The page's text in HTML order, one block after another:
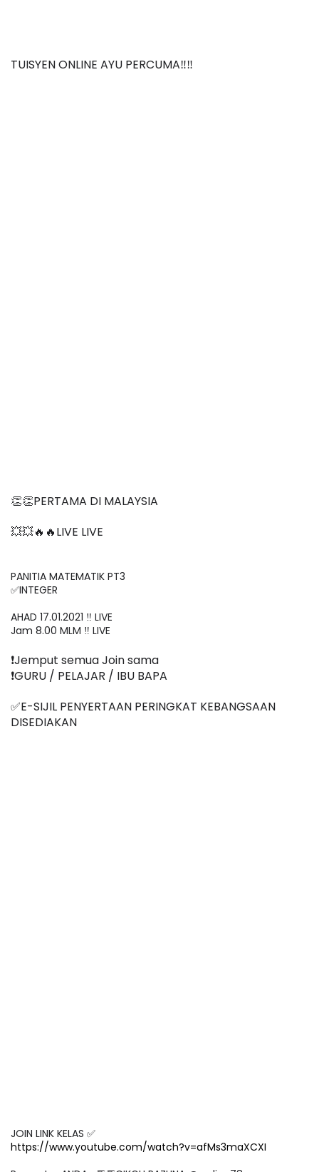
TUISYEN ONLINE AYU PERCUMA‼️‼️
👏👏PERTAMA DI MALAYSIA
💥💥🔥🔥LIVE LIVE
PANITIA MATEMATIK PT3
✅INTEGER
AHAD 17.01.2021 ‼️ LIVE
Jam 8.00 MLM ‼️ LIVE
❗️Jemput semua Join sama
❗️GURU / PELAJAR / IBU BAPA
✅E-SIJIL PENYERTAAN PERINGKAT KEBANGSAAN
DISEDIAKAN
https://www.youtube.com/watch?v=afMs3maXCXI